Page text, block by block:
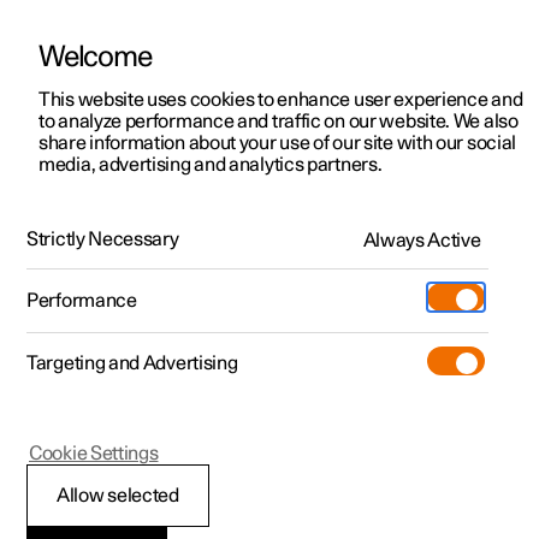
Polestar 2
Polestar 3
Polestar 4
Pre-owned
Shop
Meer
Testrit
Aanbiedingen voor
Testrit
Aanbiedingen voor
Polestar 4 coupé
Ontdek Polestar 4
Testrit
Bekijk onze stockwagens
Aanbiedingen voor
Ontdek Polestar 5
Over pre-owned
Pre-owned aanbiedingen
Aanbiedingen voor particulieren
Aanbiedingen voor
professionelen
Bekijk onze stockwagens
Configureer
Pre-owned
Testrit
Additionals
(Opent in een nieuw venster)
Experiences
Ontmoet ons
Servicepunten
Opladen
Support
HandleidingVideogalerijDownloadsSoftware-updates
Wielen verwisselen
Polestar 1
Wielbouten
Welcome
This website uses cookies to enhance user experience and
to analyze performance and traffic on our website. We also
share information about your use of our site with our social
media, advertising and analytics partners.
Strictly Necessary Always Active
Performance
Targeting and Advertising
Allow selected
Cookie Settings